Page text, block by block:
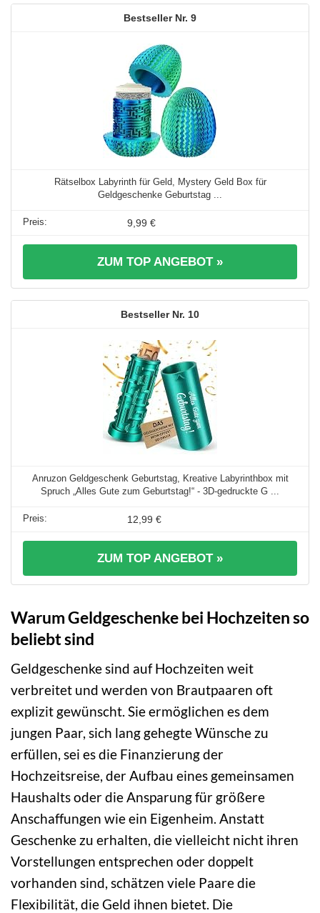
9
Rätselbox Labyrinth für Geld, Mystery Geld Box für
Geldgeschenke Geburtstag ...
9,99 €
ZUM TOP ANGEBOT »
10
Anruzon Geldgeschenk Geburtstag, Kreative Labyrinthbox mit
Spruch „Alles Gute zum Geburtstag!“ - 3D-gedruckte G ...
12,99 €
ZUM TOP ANGEBOT »
Warum Geldgeschenke bei Hochzeiten so
beliebt sind
Geldgeschenke sind auf Hochzeiten weit
verbreitet und werden von Brautpaaren oft
explizit gewünscht. Sie ermöglichen es dem
jungen Paar, sich lang gehegte Wünsche zu
erfüllen, sei es die Finanzierung der
Hochzeitsreise, der Aufbau eines gemeinsamen
Haushalts oder die Ansparung für größere
Anschaffungen wie ein Eigenheim. Anstatt
Geschenke zu erhalten, die vielleicht nicht ihren
Vorstellungen entsprechen oder doppelt
vorhanden sind, schätzen viele Paare die
Flexibilität, die Geld ihnen bietet. Die